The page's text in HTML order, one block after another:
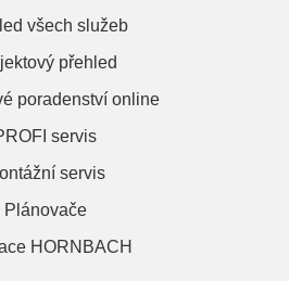
všech služeb
přehled
poradenství online
servis
servis
Plánovače
HORNBACH